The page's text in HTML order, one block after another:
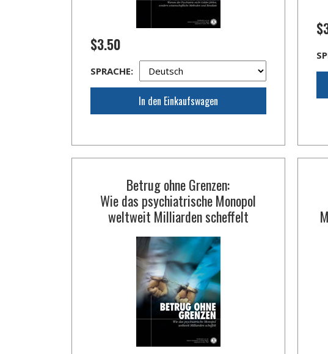
$3.50
SPRACHE:
In den Einkaufswagen
Betrug ohne Grenzen:
Wie das psychiatrische Monopol
weltweit Milliarden scheffelt